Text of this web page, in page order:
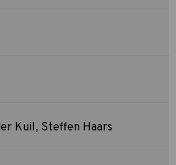
Kuil, Steffen Haars